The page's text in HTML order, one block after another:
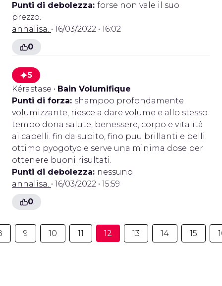
Punti di debolezza: forse non vale il suo
prezzo.
annalisa. • 16/03/2022 • 16:02
0
5
Kérastase • Bain Volumifique
Punti di forza: shampoo profondamente
volumizzante, riesce a dare volume e allo stesso
tempo dona salute, benessere, corpo e vitalità
ai capelli. fin da subito, fino puu brillanti e belli.
ottimo pyogotyo e serve una minima dose per
ottenere buoni risultati.
Punti di debolezza: nessuno
annalisa. • 16/03/2022 • 15:59
0
9 10 11 12 13 14 15